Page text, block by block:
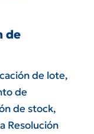
de
de lote,
de
de stock,
Resolución